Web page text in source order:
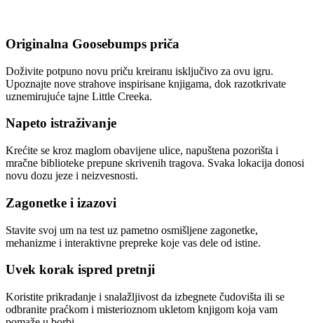
Originalna Goosebumps priča
Doživite potpuno novu priču kreiranu isključivo za ovu igru.
Upoznajte nove strahove inspirisane knjigama, dok razotkrivate
uznemirujuće tajne Little Creeka.
Napeto istraživanje
Krećite se kroz maglom obavijene ulice, napuštena pozorišta i
mračne biblioteke prepune skrivenih tragova. Svaka lokacija donosi
novu dozu jeze i neizvesnosti.
Zagonetke i izazovi
Stavite svoj um na test uz pametno osmišljene zagonetke,
mehanizme i interaktivne prepreke koje vas dele od istine.
Uvek korak ispred pretnji
Koristite prikradanje i snalažljivost da izbegnete čudovišta ili se
odbranite praćkom i misterioznom ukletom knjigom koja vam